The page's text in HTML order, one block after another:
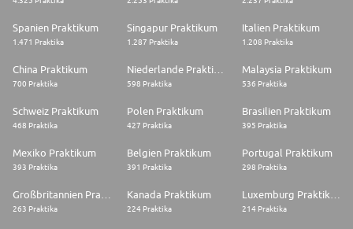
Spanien Praktikum
1.471 Praktika
Singapur Praktikum
1.287 Praktika
Italien Praktikum
1.208 Praktika
China Praktikum
700 Praktika 598 Praktika
Malaysia Praktikum
536 Praktika
Schweiz Praktikum
468 Praktika
Polen Praktikum
427 Praktika
Brasilien Praktikum
395 Praktika
Mexiko Praktikum
393 Praktika
Belgien Praktikum
391 Praktika
Portugal Praktikum
298 Praktika
263 Praktika
Kanada Praktikum
224 Praktika 214 Praktika